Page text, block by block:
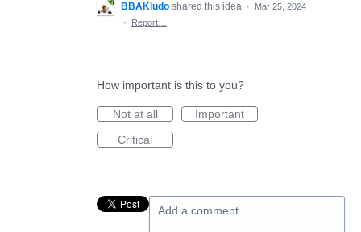
BBAKludo shared this idea ·
Mar 25, 2024
·
Report…
How important is this to you?
Not at all
Important
Critical
Add a comment…